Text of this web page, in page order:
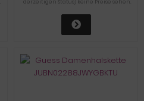
derzeitigen Status) keine Preise sehen.